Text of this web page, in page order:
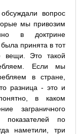
вопрос
мы привозим
в доктрине
принята в тот
вещи. Это такой
Если мы
в стране,
разница - это и
в каком
заграничного
показателей по
наметили, три